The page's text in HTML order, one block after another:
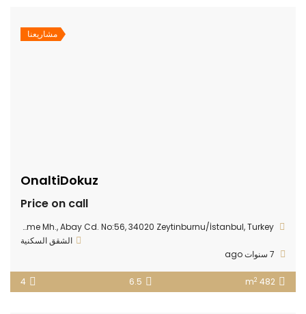
مشاريعنا
OnaltiDokuz
Price on call
Kazlıçeşme Mh., Abay Cd. No:56, 34020 Zeytinburnu/İstanbul, Turkey
الشقق السكنية
482 m
2
6.5
4